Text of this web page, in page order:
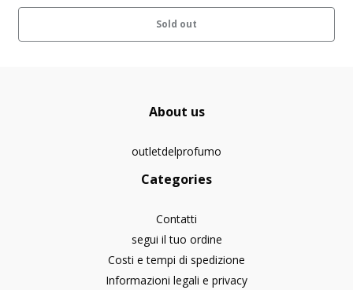
Sold out
About us
outletdelprofumo
Categories
Contatti
segui il tuo ordine
Costi e tempi di spedizione
Informazioni legali e privacy